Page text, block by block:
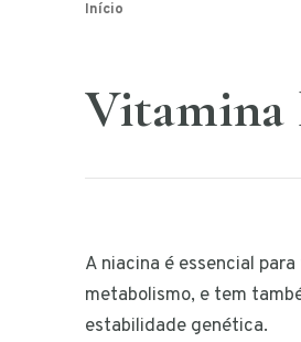
Início
Vitamina
A niacina é essencial
metabolismo, e tem
estabilidade genética.